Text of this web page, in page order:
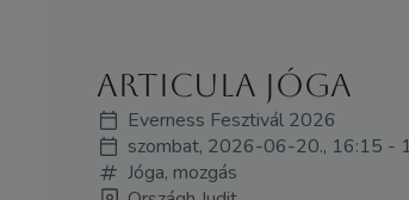
Articula Jóga
Everness Fesztivál 2026
szombat, 2026-06-20., 16:15 -
Jóga, mozgás